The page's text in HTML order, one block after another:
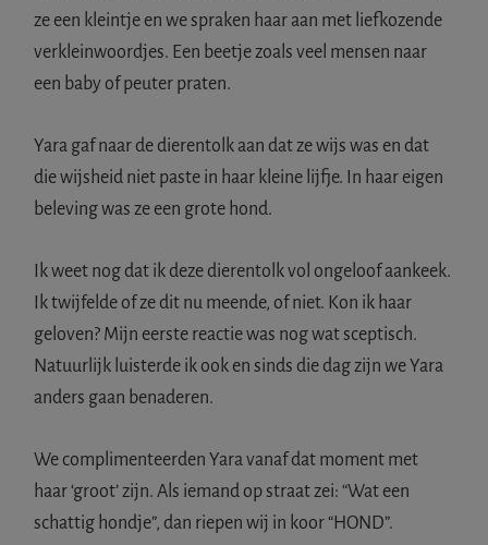
n
m
e
D
i
e
e
n
(
T
h
i
s
s
ze een kleintje en we spraken haar aan met liefkozende
verkleinwoordjes. Een beetje zoals veel mensen naar
een baby of peuter praten.
Yara gaf naar de dierentolk aan dat ze wijs was en dat
die wijsheid niet paste in haar kleine lijfje. In haar eigen
beleving was ze een grote hond.
Ik weet nog dat ik deze dierentolk vol ongeloof aankeek.
Ik twijfelde of ze dit nu meende, of niet. Kon ik haar
geloven? Mijn eerste reactie was nog wat sceptisch.
Natuurlijk luisterde ik ook en sinds die dag zijn we Yara
anders gaan benaderen.
We complimenteerden Yara vanaf dat moment met
haar ‘groot’ zijn. Als iemand op straat zei: “Wat een
schattig hondje”, dan riepen wij in koor “HOND”.